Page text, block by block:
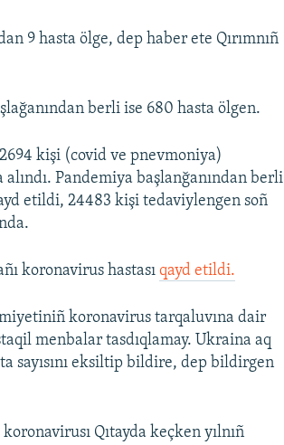
9 hasta ölge, dep haber ete Qırımnıñ
berli ise 680 hasta ölgen.
kişi (covid ve pnevmoniya)
Pandemiya başlanğanından berli
etildi, 24483 kişi tedaviylengen soñ
koronavirus hastasıqayd etildi.
koronavirus tarqaluvına dair
menbalar tasdıqlamay. Ukraina aq
sayısını eksiltip bildire, dep bildirgen
Qıtayda keçken yılnıñ